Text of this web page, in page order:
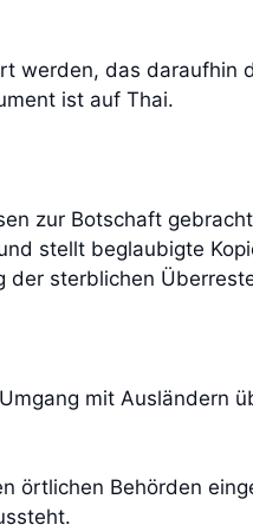
werden, das daraufhin
ist auf Thai.
zur Botschaft
stellt beglaubigte
der sterblichen
mit Ausländern
örtlichen Behörden